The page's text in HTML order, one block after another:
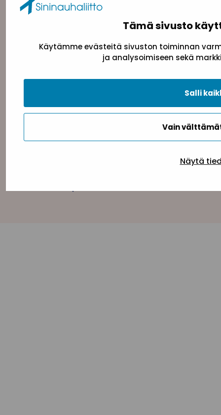
Tämä sivusto
Käytämme evästeitä sivuston toiminnan
ja analysoimiseen sekä
Vain
Salli
Näytä
toimisto@sininauha.fi